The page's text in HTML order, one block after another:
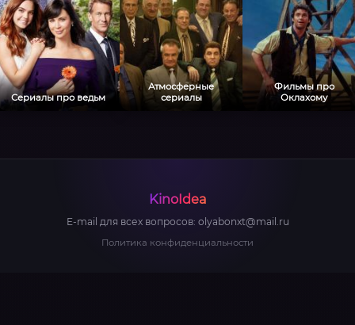
Сериалы про ведьм
Атмосферные
сериалы
Фильмы про
Оклахому
KinoIdea
E-mail для всех вопросов: olyabonxt@mail.ru
Политика конфиденциальности